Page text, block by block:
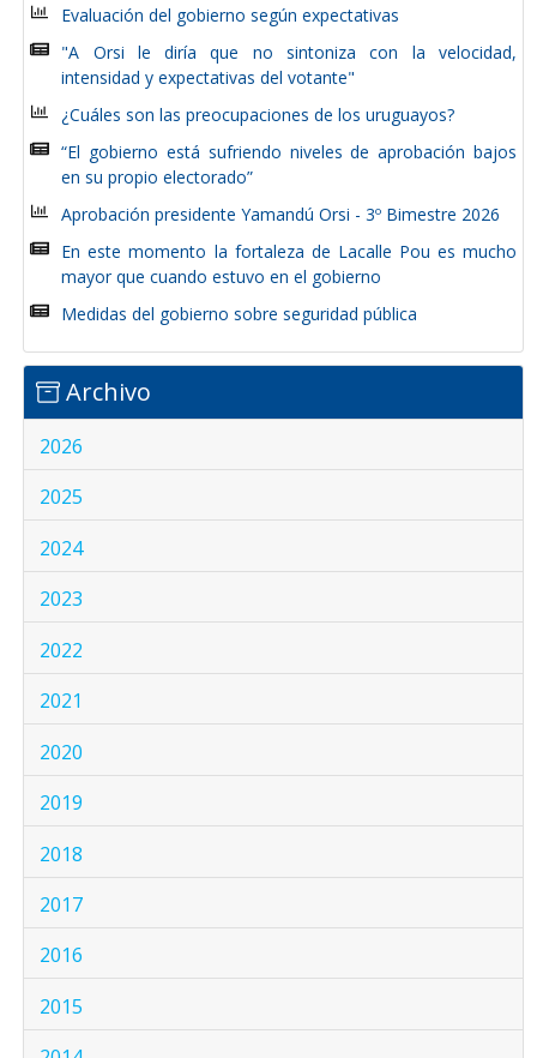
Evaluación del gobierno según expectativas
"A Orsi le diría que no sintoniza con la velocidad,
intensidad y expectativas del votante"
¿Cuáles son las preocupaciones de los uruguayos?
“El gobierno está sufriendo niveles de aprobación bajos
en su propio electorado”
Aprobación presidente Yamandú Orsi - 3º Bimestre 2026
En este momento la fortaleza de Lacalle Pou es mucho
mayor que cuando estuvo en el gobierno
Medidas del gobierno sobre seguridad pública
Archivo
2026
2025
2024
2023
2022
2021
2020
2019
2018
2017
2016
2015